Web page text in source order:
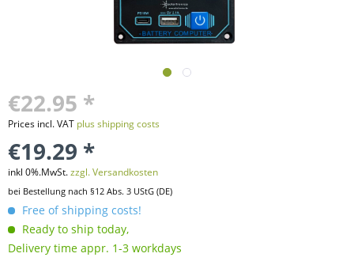
€22.95 *
Prices incl. VAT plus shipping costs
€19.29 *
inkl 0%.MwSt.zzgl. Versandkosten
bei Bestellung nach §12 Abs. 3 UStG (DE)
Free of shipping costs!
Ready to ship today,
Delivery time appr. 1-3 workdays